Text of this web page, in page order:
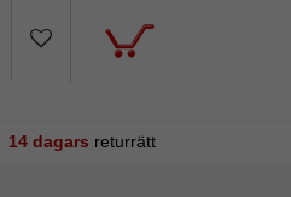
14 dagars returrätt